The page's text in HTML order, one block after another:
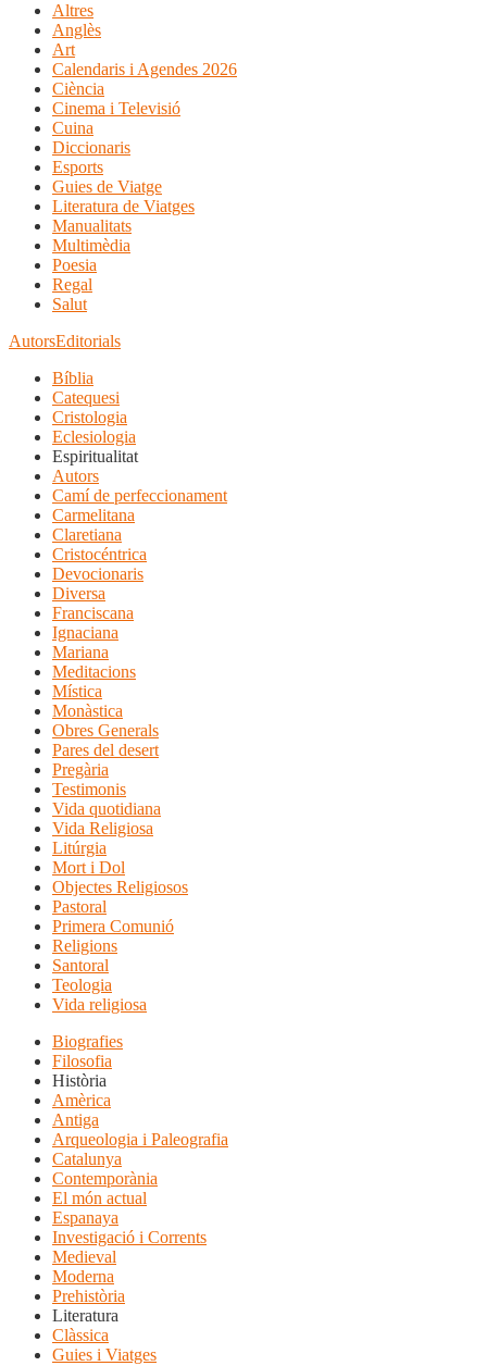
Altres
Anglès
Art
Calendaris i Agendes 2026
Ciència
Cinema i Televisió
Cuina
Diccionaris
Esports
Guies de Viatge
Literatura de Viatges
Manualitats
Multimèdia
Poesia
Regal
Salut
AutorsEditorials
Bíblia
Catequesi
Cristologia
Eclesiologia
Espiritualitat
Autors
Camí de perfeccionament
Carmelitana
Claretiana
Cristocéntrica
Devocionaris
Diversa
Franciscana
Ignaciana
Mariana
Meditacions
Mística
Monàstica
Obres Generals
Pares del desert
Pregària
Testimonis
Vida quotidiana
Vida Religiosa
Litúrgia
Mort i Dol
Objectes Religiosos
Pastoral
Primera Comunió
Religions
Santoral
Teologia
Vida religiosa
Biografies
Filosofia
Història
Amèrica
Antiga
Arqueologia i Paleografia
Catalunya
Contemporània
El món actual
Espanaya
Investigació i Corrents
Medieval
Moderna
Prehistòria
Literatura
Clàssica
Guies i Viatges